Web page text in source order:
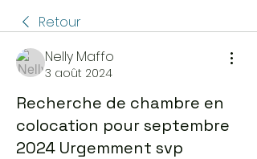
Retour
Nelly Maffo
3 août 2024
Recherche de chambre en
colocation pour septembre
2024 Urgemment svp